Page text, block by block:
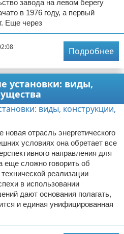
завода на левом берегу
в 1976 году, а первый
Еще через
Подробнее
установки: виды,
новая отрасль энергетического
условиях она обретает все
направления для
еще сложно говорить об
реализации
в использовании
дают основания полагать,
и единая унифицированная